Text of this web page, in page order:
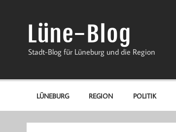
Lüne-Blog
Stadt-Blog für Lüneburg und die Region
LÜNEBURG REGION POLITIK